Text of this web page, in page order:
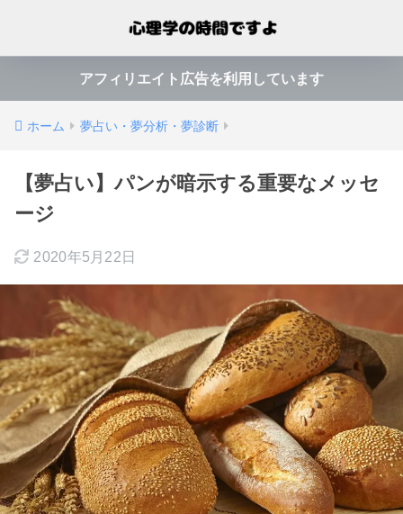
アフィリエイト広告を利用しています
ホーム 夢占い・夢分析・夢診断
【夢占い】パンが暗示する重要なメッセ
ージ
2020年5月22日